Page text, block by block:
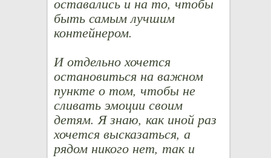
быть самым лучшим
контейнером.
И отдельно хочется
остановиться на важном
пункте о том, чтобы не
сливать эмоции своим
детям. Я знаю, как иной раз
хочется высказаться, а
рядом никого нет, так и